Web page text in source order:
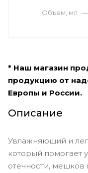
Объем, мл —
* Наш магазин
продукцию от
Европы и России.
Описание
Увлажняющий и
который помогает
отечности, мешков